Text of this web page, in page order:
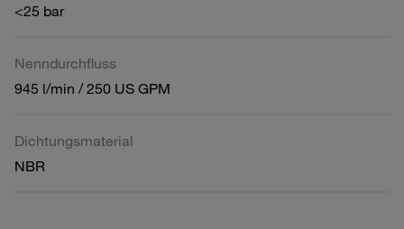
<25 bar
Nenndurchfluss
945 l/min / 250 US GPM
Dichtungsmaterial
NBR